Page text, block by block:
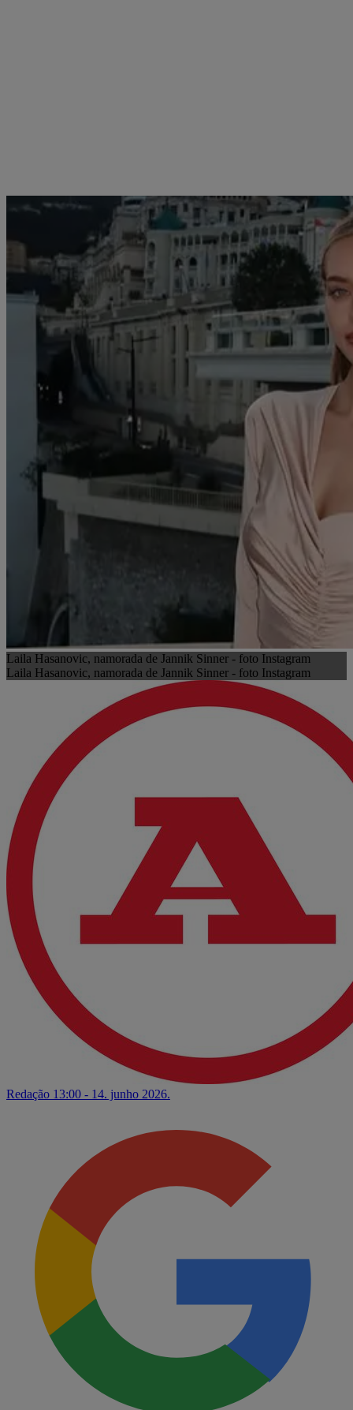
Laila Hasanovic, namorada de Jannik Sinner - foto Instagram
Laila Hasanovic, namorada de Jannik Sinner - foto Instagram
Redação 13:00 - 14. junho 2026.